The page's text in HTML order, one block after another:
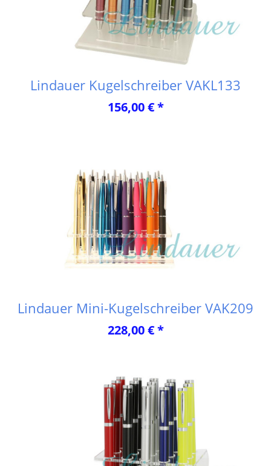
Lindauer Kugelschreiber VAKL133
156,00 € *
Lindauer Mini-Kugelschreiber VAK209
228,00 € *